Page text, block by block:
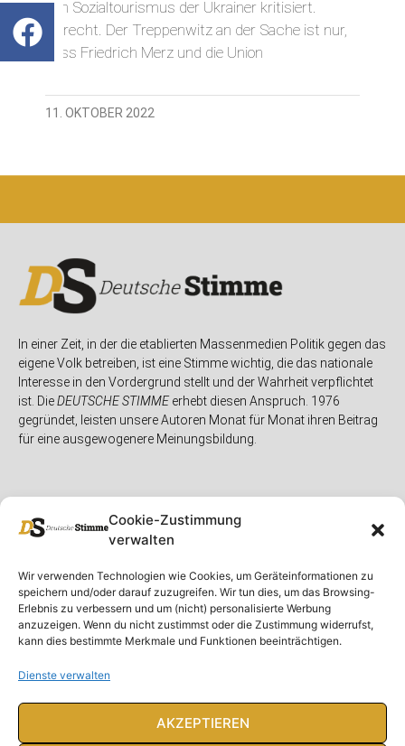
Cookie-Zustimmung
verwalten
Wir verwenden Technologien wie Cookies, um Geräteinformationen zu
speichern und/oder darauf zuzugreifen. Wir tun dies, um das Browsing-
Erlebnis zu verbessern und um (nicht) personalisierte Werbung
anzuzeigen. Wenn du nicht zustimmst oder die Zustimmung widerrufst,
kann dies bestimmte Merkmale und Funktionen beeinträchtigen.
Dienste verwalten
AKZEPTIEREN
den Sozialtourismus der Ukrainer kritisiert.
Zurecht. Der Treppenwitz an der Sache ist nur,
dass Friedrich Merz und die Union
11. OKTOBER 2022
In einer Zeit, in der die etablierten Massenmedien Politik gegen das
eigene Volk betreiben, ist eine Stimme wichtig, die das nationale
Interesse in den Vordergrund stellt und der Wahrheit verpflichtet
ist. DieDEUTSCHE STIMMEerhebt diesen Anspruch. 1976
gegründet, leisten unsere Autoren Monat für Monat ihren Beitrag
für eine ausgewogenere Meinungsbildung.
Unser Magazin
Spenden
Ausgaben
Abonnieren
Rubriken
Deutschland
Ausland
Feuilleton
Rechtliches
Rechtliche Hinweise
Impressum
Datenschutzerklärung